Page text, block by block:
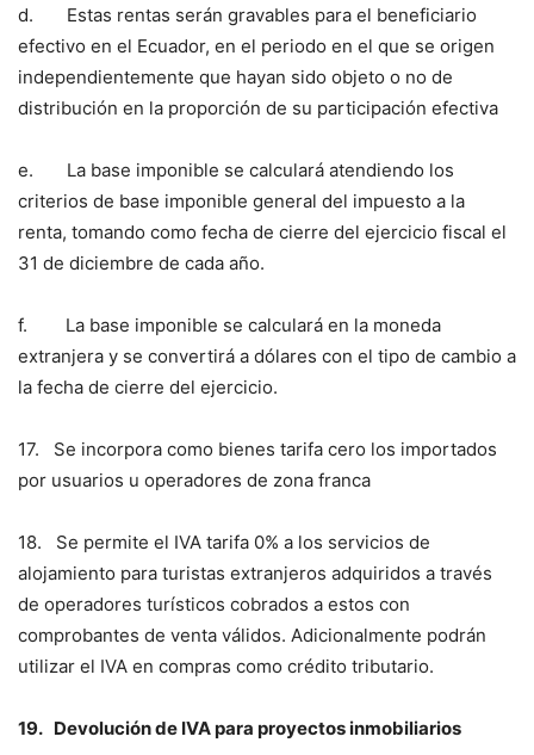
d. Estas rentas serán gravables para el beneficiario
efectivo en el Ecuador, en el periodo en el que se origen
independientemente que hayan sido objeto o no de
distribución en la proporción de su participación efectiva
e. La base imponible se calculará atendiendo los
criterios de base imponible general del impuesto a la
renta, tomando como fecha de cierre del ejercicio fiscal el
31 de diciembre de cada año.
f. La base imponible se calculará en la moneda
extranjera y se convertirá a dólares con el tipo de cambio a
la fecha de cierre del ejercicio.
17. Se incorpora como bienes tarifa cero los importados
por usuarios u operadores de zona franca
18. Se permite el IVA tarifa 0% a los servicios de
alojamiento para turistas extranjeros adquiridos a través
de operadores turísticos cobrados a estos con
comprobantes de venta válidos. Adicionalmente podrán
utilizar el IVA en compras como crédito tributario.
19. Devolución de IVA para proyectos inmobiliarios